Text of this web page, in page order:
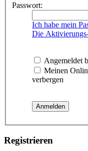
Passwort:
Ich habe mein
Die
Angemeldet
Meinen
verbergen
Registrieren